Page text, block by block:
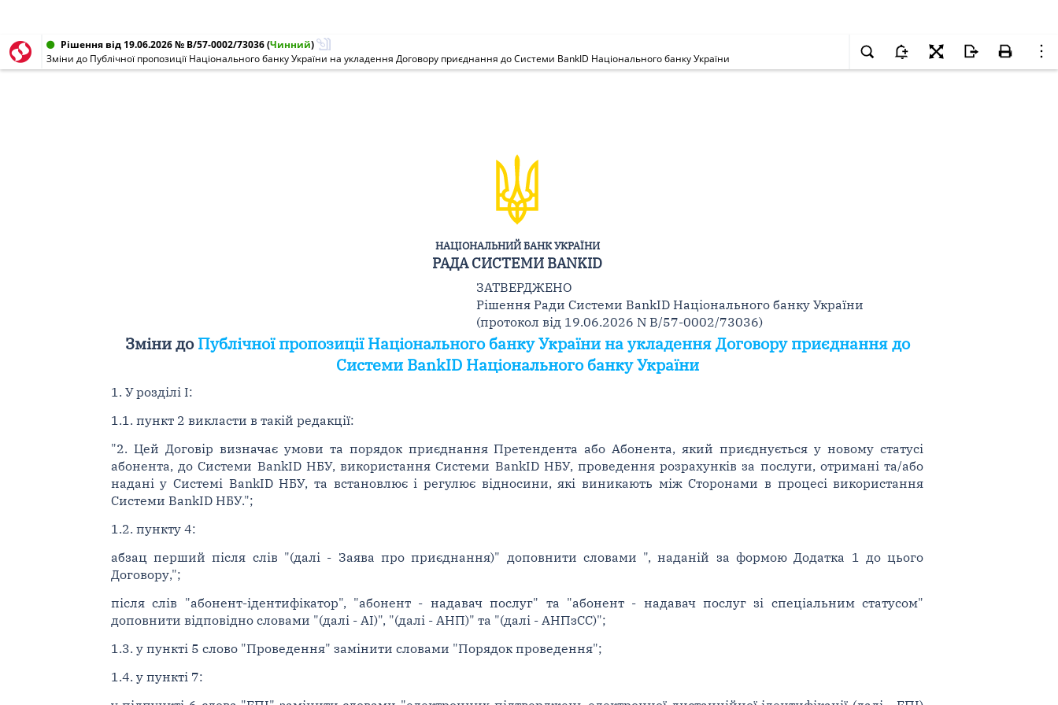
Рішення від 19.06.2026 № В/57-0002/73036(Чинний)
Зміни до Публічної пропозиції Національного банку України на укладення Договору приєднання до Системи BankID Національного банку України
НАЦІОНАЛЬНИЙ БАНК УКРАЇНИ
РАДА СИСТЕМИ BANKID
ЗАТВЕРДЖЕНО
Рішення Ради Системи BankID Національного банку України
(протокол від 19.06.2026 N В/57-0002/73036)
Зміни доПублічної пропозиції Національного банку України на укладення Договору приєднання до
Системи BankID Національного банку України
1. У розділі I:
1.1. пункт 2 викласти в такій редакції:
"2. Цей Договір визначає умови та порядок приєднання Претендента або Абонента, який приєднується у новому статусі
абонента, до Системи BankID НБУ, використання Системи BankID НБУ, проведення розрахунків за послуги, отримані та/або
надані у Системі BankID НБУ, та встановлює і регулює відносини, які виникають між Сторонами в процесі використання
Системи BankID НБУ.";
1.2. пункту 4:
абзац перший після слів "(далі - Заява про приєднання)" доповнити словами ", наданій за формою Додатка 1 до цього
Договору,";
після слів "абонент-ідентифікатор", "абонент - надавач послуг" та "абонент - надавач послуг зі спеціальним статусом"
доповнити відповідно словами "(далі - АІ)", "(далі - АНП)" та "(далі - АНПзСС)";
1.3. у пункті 5 слово "Проведення" замінити словами "Порядок проведення";
1.4. у пункті 7: